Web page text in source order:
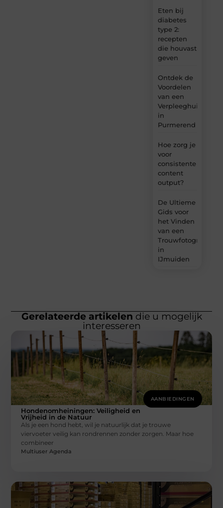
Eten bij
diabetes
type 2:
recepten
die houvast
geven
Ontdek de
Voordelen
van een
Verpleeghuis
in
Purmerend
Hoe zorg je
voor
consistente
content
output?
De Ultieme
Gids voor
het Vinden
van een
Trouwfotograaf
in
IJmuiden
Gerelateerde artikelen die u mogelijk
interesseren
AANBIEDINGEN
Hondenomheiningen: Veiligheid en
Vrijheid in de Natuur
Als je een hond hebt, wil je natuurlijk dat je trouwe
viervoeter veilig kan rondrennen zonder zorgen. Maar hoe
combineer
Multiuser Agenda